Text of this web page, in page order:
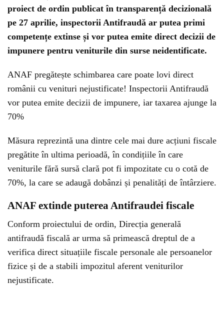
proiect de ordin publicat în transparență decizională
pe 27 aprilie, inspectorii Antifraudă ar putea primi
competențe extinse și vor putea emite direct decizii de
impunere pentru veniturile din surse neidentificate.
ANAF pregătește schimbarea care poate lovi direct
românii cu venituri nejustificate! Inspectorii Antifraudă
vor putea emite decizii de impunere, iar taxarea ajunge la
70%
Măsura reprezintă una dintre cele mai dure acțiuni fiscale
pregătite în ultima perioadă, în condițiile în care
veniturile fără sursă clară pot fi impozitate cu o cotă de
70%, la care se adaugă dobânzi și penalități de întârziere.
ANAF extinde puterea Antifraudei fiscale
Conform proiectului de ordin, Direcția generală
antifraudă fiscală ar urma să primească dreptul de a
verifica direct situațiile fiscale personale ale persoanelor
fizice și de a stabili impozitul aferent veniturilor
nejustificate.